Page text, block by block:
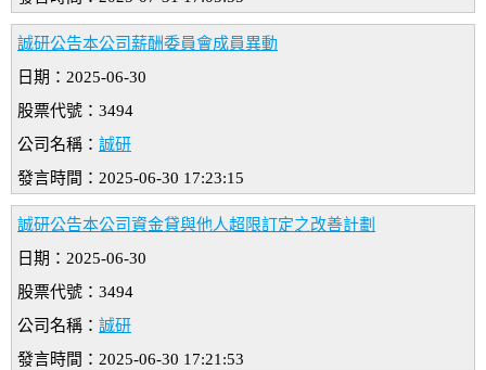
誠研公告本公司薪酬委員會成員異動
日期：2025-06-30
股票代號：3494
公司名稱： 誠研
發言時間：2025-06-30 17:23:15
誠研公告本公司資金貸與他人超限訂定之改善計劃
日期：2025-06-30
股票代號：3494
公司名稱： 誠研
發言時間：2025-06-30 17:21:53